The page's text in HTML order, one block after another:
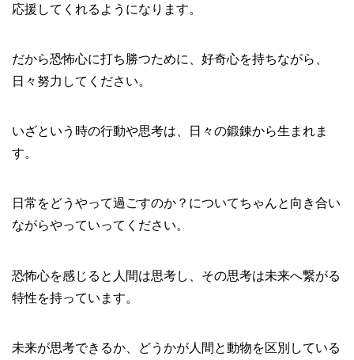
応援してくれるようになります。
だから恐怖心に打ち勝つために、好奇心を持ちながら、
日々努力してください。
いざという時の行動や思考は、日々の鍛錬から生まれま
す。
日常をどうやって過ごすのか？についてちゃんと向き合い
ながらやっていってください。
恐怖心を感じると人間は思考し、その思考は未来へ繋がる
特性を持っています。
未来が思考できるか、どうかが人間と動物を区別している